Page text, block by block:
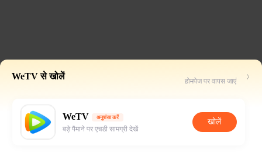
WeTV से खोलें होमपेज पर वापस जाएं
WeTV अनुशंसा करें
बड़े पैमाने पर एचडी सामग्री देखें
खोलें